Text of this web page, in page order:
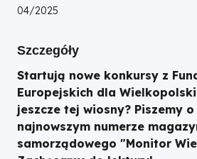
04/2025
Szczegóły
Startują nowe konkursy z
Europejskich dla
jeszcze tej wiosny? Piszemy
najnowszym numerze
samorządowego "Monitor